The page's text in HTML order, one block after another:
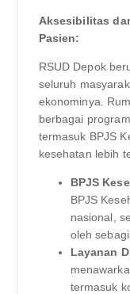
Aksesibilitas
Pasien:
RSUD Depok
seluruh
ekonominya.
berbagai
termasuk BPJS
kesehatan lebih
BPJS
BPJS
nasional,
oleh
Layanan
termasuk